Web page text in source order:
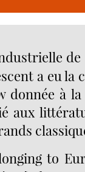
a eu la
donnée à
aux
to